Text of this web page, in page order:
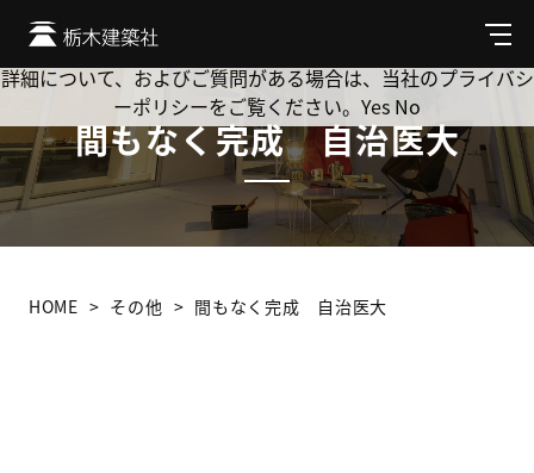
メ
ニ
ュ
間もなく完成 自治医大
HOME その他 間もなく完成 自治医大
Cookie を使用して、お客様の活動を追跡してもよろしいです
か? 当社ではお客様のプライバシーを極めて重視しています。
詳細について、およびご質問がある場合は、当社のプライバシ
ーポリシーをご覧ください。 Yes No